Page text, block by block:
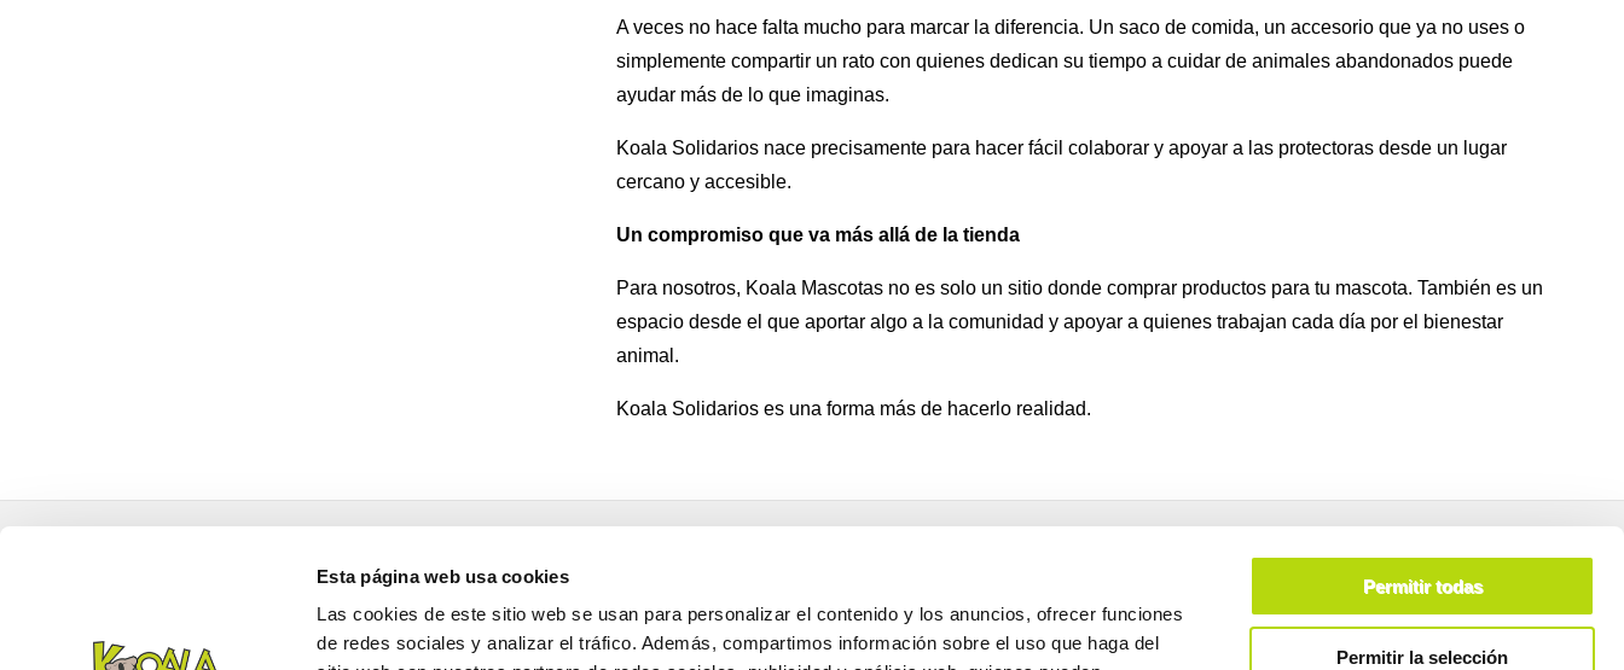
Esta página web usa cookies
Las cookies de este sitio web se usan para personalizar el contenido y los anuncios, ofrecer funciones
de redes sociales y analizar el tráfico. Además, compartimos información sobre el uso que haga del
Permitir todas
Permitir la selección
A veces no hace falta mucho para marcar la diferencia. Un saco de comida, un accesorio que ya no uses o
simplemente compartir un rato con quienes dedican su tiempo a cuidar de animales abandonados puede
ayudar más de lo que imaginas.
Koala Solidarios nace precisamente para hacer fácil colaborar y apoyar a las protectoras desde un lugar
cercano y accesible.
Un compromiso que va más allá de la tienda
Para nosotros, Koala Mascotas no es solo un sitio donde comprar productos para tu mascota. También es un
espacio desde el que aportar algo a la comunidad y apoyar a quienes trabajan cada día por el bienestar
animal.
Koala Solidarios es una forma más de hacerlo realidad.
Localizador de Tiendas
atencionalcliente@koalamascotas.com
Provincia S/C de Tenerife 671 337 100/922 733 297
INFORMACIÓN
Política de Privacidad
Términos y Condiciones
Aviso Legal